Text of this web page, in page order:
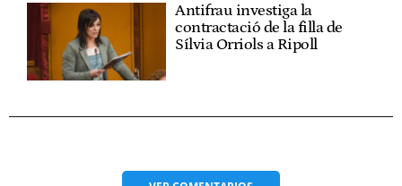
Antifrau investiga la
contractació de la filla de
Sílvia Orriols a Ripoll